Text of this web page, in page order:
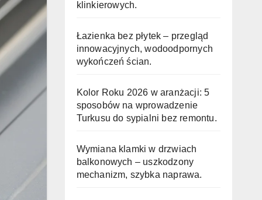
klinkierowych.
Łazienka bez płytek – przegląd
innowacyjnych, wodoodpornych
wykończeń ścian.
Kolor Roku 2026 w aranżacji: 5
sposobów na wprowadzenie
Turkusu do sypialni bez remontu.
Wymiana klamki w drzwiach
balkonowych – uszkodzony
mechanizm, szybka naprawa.